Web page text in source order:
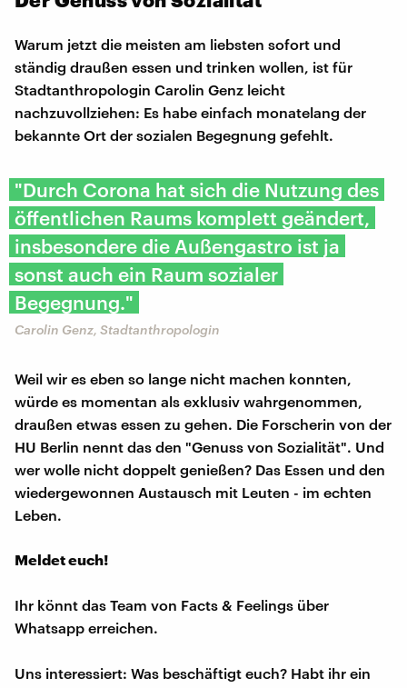
Warum jetzt die meisten am liebsten sofort und
ständig draußen essen und trinken wollen, ist für
Stadtanthropologin Carolin Genz leicht
nachzuvollziehen: Es habe einfach monatelang der
bekannte Ort der sozialen Begegnung gefehlt.
"Durch Corona hat sich die Nutzung des
öffentlichen Raums komplett geändert,
insbesondere die Außengastro ist ja
sonst auch ein Raum sozialer
Begegnung."
Carolin Genz, Stadtanthropologin
Weil wir es eben so lange nicht machen konnten,
würde es momentan als exklusiv wahrgenommen,
draußen etwas essen zu gehen. Die Forscherin von der
HU Berlin nennt das den "Genuss von Sozialität". Und
wer wolle nicht doppelt genießen? Das Essen und den
wiedergewonnen Austausch mit Leuten - im echten
Leben.
Meldet euch!
Ihr könnt das Team von Facts & Feelings über
Whatsapp erreichen.
Uns interessiert: Was beschäftigt euch? Habt ihr ein